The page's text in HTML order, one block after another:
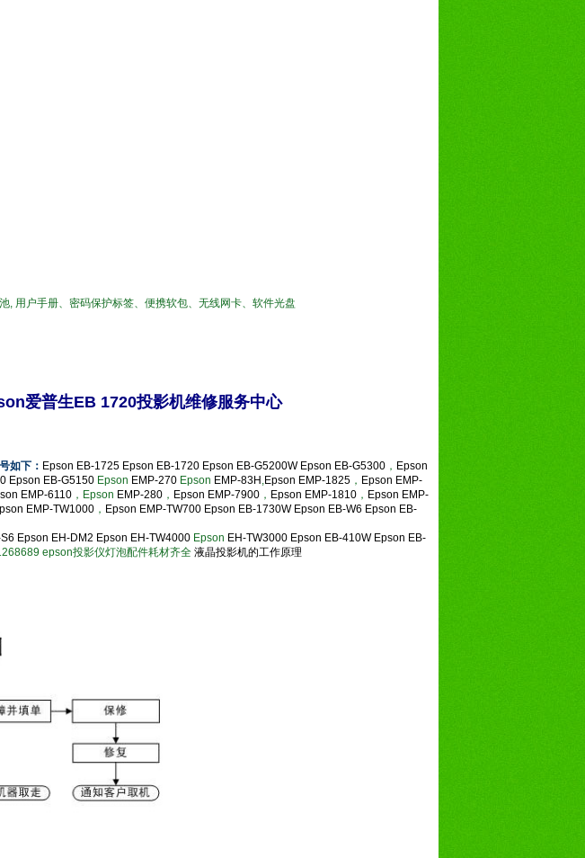
, 用户手册、密码保护标签、便携软包、无线网卡、软件光盘
爱普生EB 1720投影机维修服务中心
如下： Epson EB-1725 Epson EB-1720 Epson EB-G5200W Epson EB-G5300 ， Epson
Epson EB-G5150 Epson EMP-270 Epson EMP-83H ,Epson EMP-1825 ， Epson EMP-
EMP-6110 ，Epson EMP-280 ， Epson EMP-7900 ， Epson EMP-1810 ， Epson EMP-
EMP-TW1000 ， Epson EMP-TW700 Epson EB-1730W Epson EB-W6 Epson EB-
Epson EH-DM2 Epson EH-TW4000 Epson EH-TW3000 Epson EB-410W Epson EB-
epson投影仪灯泡配件耗材齐全 液晶投影机的工作原理